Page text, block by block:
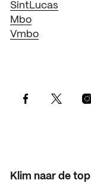
Klim naar de top
SintLucas
Mbo
Vmbo